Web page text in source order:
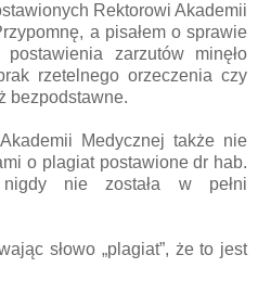
Rektorowi Akademii
a pisałem o sprawie
zarzutów minęło
rzetelnego orzeczenia czy
bezpodstawne.
Medycznej także nie
o plagiat postawione dr hab.
nie została w pełni
słowo „plagiat”, że to jest